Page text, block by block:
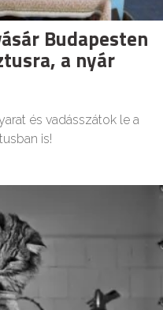
Budapesten
a nyár
és vadásszátok le a
is!